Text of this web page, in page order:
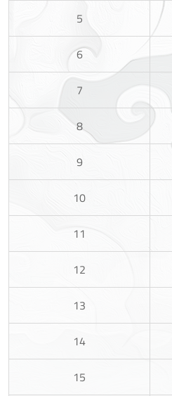
5
6
7
8
9
10
11
12
13
14
15